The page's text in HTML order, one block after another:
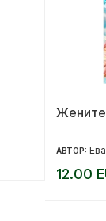
АВТОР:
12.00